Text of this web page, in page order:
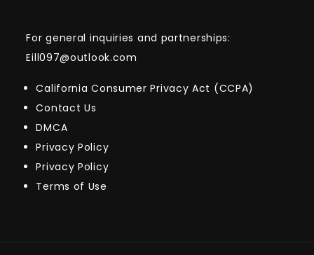
For general inquiries and partnerships:
Eill097@outlook.com
California Consumer Privacy Act (CCPA)
Contact Us
DMCA
Privacy Policy
Privacy Policy
Terms of Use